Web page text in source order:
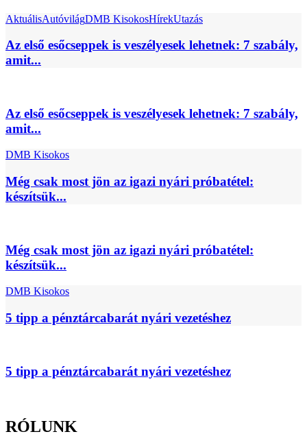
AktuálisAutóvilágDMB KisokosHírekUtazás
Az első esőcseppek is veszélyesek lehetnek: 7 szabály,
amit...
Az első esőcseppek is veszélyesek lehetnek: 7 szabály,
amit...
DMB Kisokos
Még csak most jön az igazi nyári próbatétel:
készítsük...
Még csak most jön az igazi nyári próbatétel:
készítsük...
DMB Kisokos
5 tipp a pénztárcabarát nyári vezetéshez
5 tipp a pénztárcabarát nyári vezetéshez
RÓLUNK